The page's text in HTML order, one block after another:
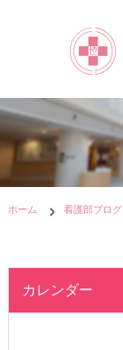
ホーム 看護部ブログ
カレンダー